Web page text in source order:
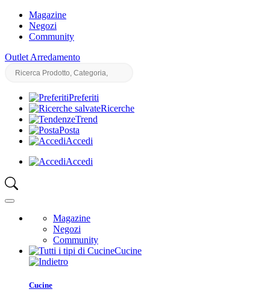
Magazine
Negozi
Community
Outlet Arredamento
Preferiti
Ricerche
Trend
Posta
Accedi
Accedi
Magazine
Negozi
Community
Cucine
Cucine